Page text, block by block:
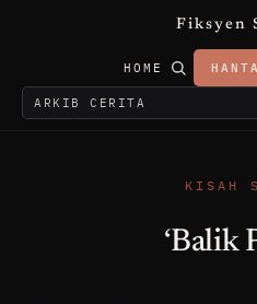
Fiksyen
HOME
KISAH
‘Balik